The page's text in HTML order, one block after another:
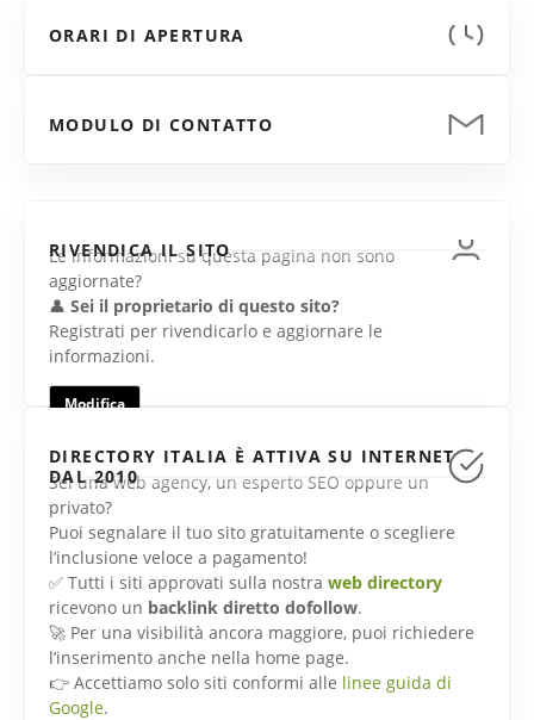
ORARI DI APERTURA
MODULO DI CONTATTO
RIVENDICA IL SITO
Le informazioni su questa pagina non sono
aggiornate?
👤 Sei il proprietario di questo sito?
Registrati per rivendicarlo e aggiornare le
informazioni.
Modifica
DIRECTORY ITALIA È ATTIVA SU INTERNET
DAL 2010
Sei una web agency, un esperto SEO oppure un
privato?
Puoi segnalare il tuo sito gratuitamente o scegliere
l’inclusione veloce a pagamento!
✅ Tutti i siti approvati sulla nostra web directory
ricevono un backlink diretto dofollow.
🚀 Per una visibilità ancora maggiore, puoi richiedere
l’inserimento anche nella home page.
👉 Accettiamo solo siti conformi alle linee guida di
Google.